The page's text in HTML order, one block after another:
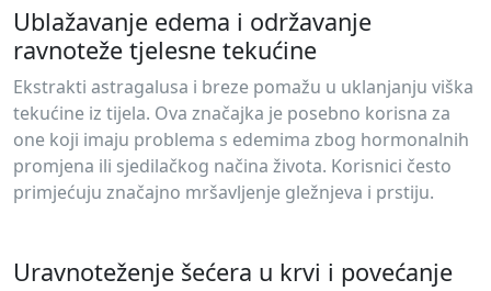
Ublažavanje edema i održavanje
ravnoteže tjelesne tekućine
Ekstrakti astragalusa i breze pomažu u uklanjanju viška
tekućine iz tijela. Ova značajka je posebno korisna za
one koji imaju problema s edemima zbog hormonalnih
promjena ili sjedilačkog načina života. Korisnici često
primjećuju značajno mršavljenje gležnjeva i prstiju.
Uravnoteženje šećera u krvi i povećanje